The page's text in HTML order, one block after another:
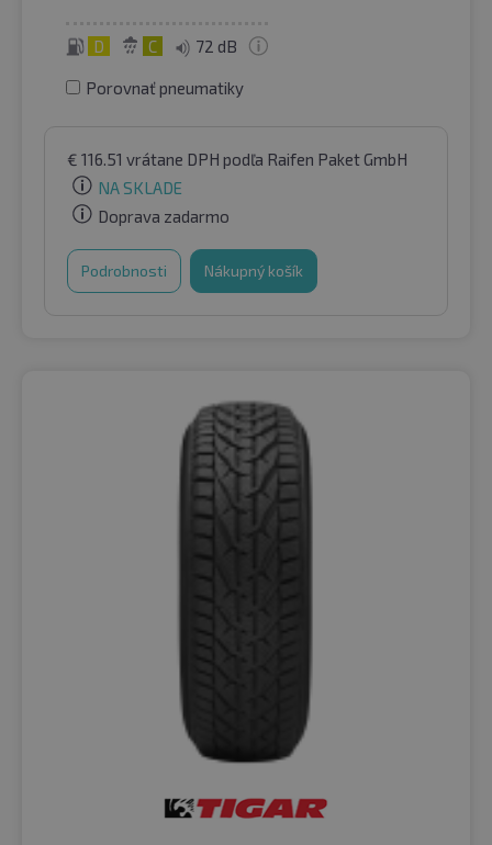
D C 72 dB
Porovnať pneumatiky
€ 116.51 vrátane DPH podľa Raifen Paket GmbH
NA SKLADE
Doprava zadarmo
Podrobnosti Nákupný košík